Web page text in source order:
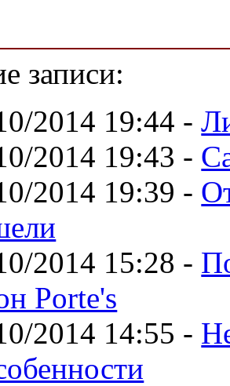
записи:
2014 19:44 -
2014 19:43 -
2014 19:39 -
2014 15:28 -
Porte's
2014 14:55 -